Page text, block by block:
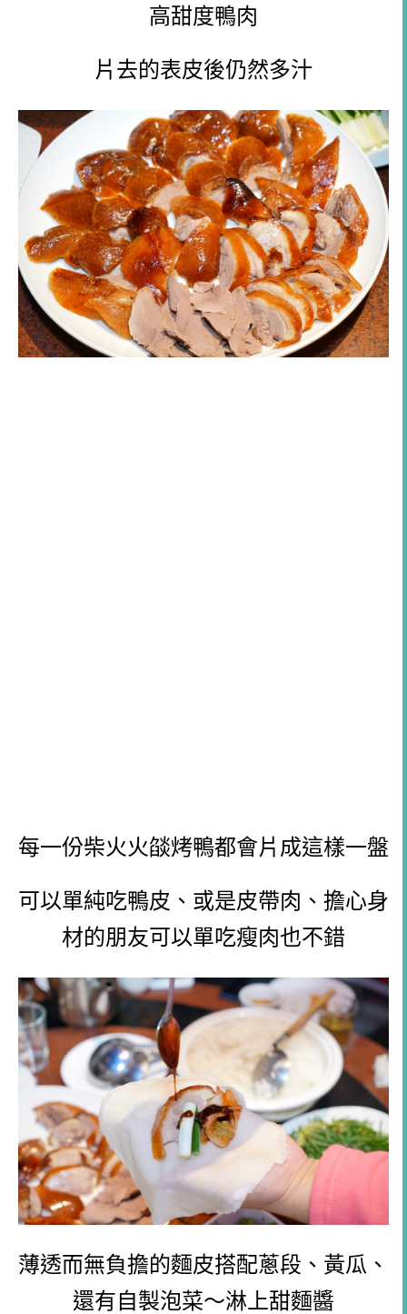
高甜度鴨肉
片去的表皮後仍然多汁
每一份柴火火燄烤鴨都會片成這樣一盤
可以單純吃鴨皮、或是皮帶肉、擔心身
材的朋友可以單吃瘦肉也不錯
薄透而無負擔的麵皮搭配蔥段、黃瓜、
還有自製泡菜～淋上甜麵醬